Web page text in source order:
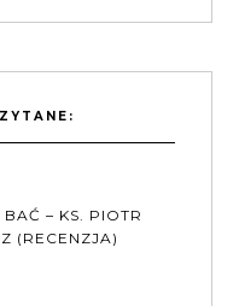
– KS. PIOTR
(RECENZJA)